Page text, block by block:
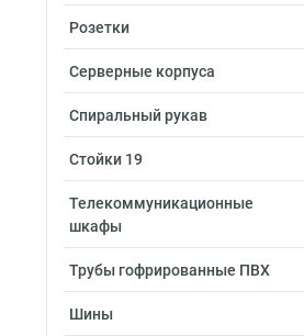
Розетки
Серверные корпуса
Спиральный рукав
Стойки 19
Телекоммуникационные
шкафы
Трубы гофрированные ПВХ
Шины